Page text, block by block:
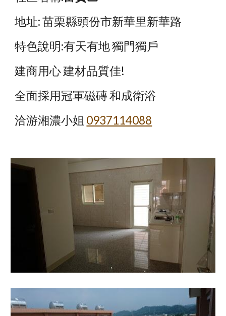
地址: 苗栗縣頭份市新華里新華路
特色說明:有天有地 獨門獨戶
建商用心 建材品質佳!
全面採用冠軍磁磚 和成衛浴
洽游湘濃小姐 0937114088